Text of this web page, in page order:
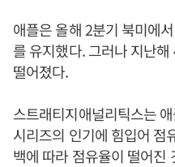
애플은 올해 2분기 북미에
를 유지했다. 그러나 지난
떨어졌다.
스트래티지애널리틱스는
시리즈의 인기에 힘입어 점
백에 따라 점유율이 떨어진